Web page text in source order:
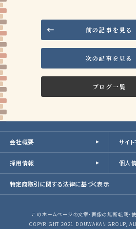
前の記事を見る
ブログ一覧
次の記事を見る
会社概要 サイ
採用情報 個人
特定商取引に関する法律に基づく表示
このホームページの文章・画像の無断転載・使
COPYRIGHT 2021 DOUWAKAN GROUP,